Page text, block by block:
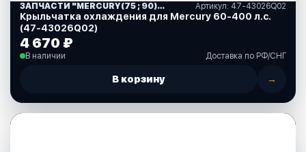
ЗАПЧАСТИ "MERCURY(75 ; 90)" США (10) Артикул: 47-43026Q02
Крыльчатка охлаждения для Mercury 60-400 л.с.
(47-43026Q02)
4 670 ₽
В наличии Доставка по РФ/СНГ
В корзину →